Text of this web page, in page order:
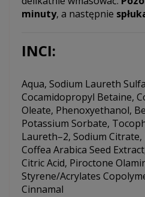
minuty, a następnie
INCI:
Aqua, Sodium Laureth
Cocamidopropyl Betaine,
Oleate, Phenoxyethanol,
Potassium Sorbate,
Laureth–2, Sodium Citrate,
Coffea Arabica Seed
Citric Acid, Piroctone
Styrene/Acrylates
Cinnamal